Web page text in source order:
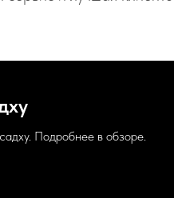
Подробнее в обзоре.